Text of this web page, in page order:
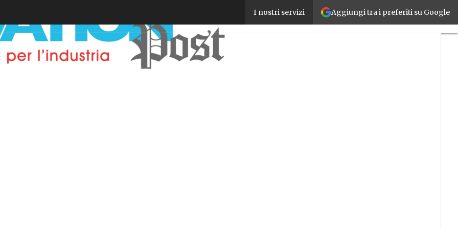
Aggiungi tra i preferiti su Google
I nostri servizi
Lean Robotics: che cos’è e perché è adatta anche